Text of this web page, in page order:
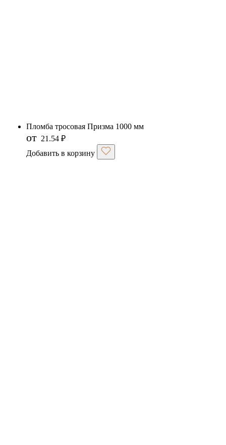
Пломба тросовая Призма 1000 мм
от 21.54 ₽
Добавить в корзину